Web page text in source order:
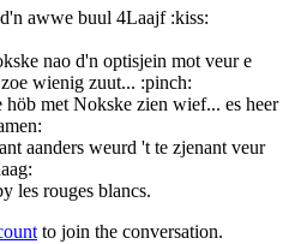
awwe buul 4Laajf :kiss:
nao d'n optisjein mot veur e
wienig zuut... :pinch:
met Nokske zien wief... es heer
aanders weurd 't te zjenant veur
les rouges blancs.
to join the conversation.